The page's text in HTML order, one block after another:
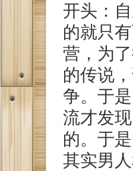
开头：
的就只
营，为
的传说
争。于
流才发
的。于
其实男